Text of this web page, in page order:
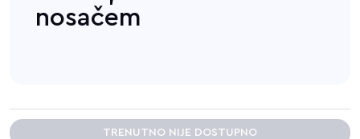
nosačem
TRENUTNO NIJE DOSTUPNO